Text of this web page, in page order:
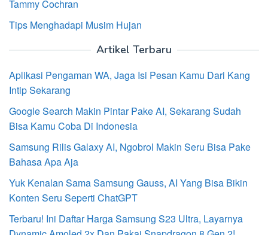
Tammy Cochran
Tips Menghadapi Musim Hujan
Artikel Terbaru
Aplikasi Pengaman WA, Jaga Isi Pesan Kamu Dari Kang
Intip Sekarang
Google Search Makin Pintar Pake AI, Sekarang Sudah
Bisa Kamu Coba Di Indonesia
Samsung Rilis Galaxy AI, Ngobrol Makin Seru Bisa Pake
Bahasa Apa Aja
Yuk Kenalan Sama Samsung Gauss, AI Yang Bisa Bikin
Konten Seru Seperti ChatGPT
Terbaru! Ini Daftar Harga Samsung S23 Ultra, Layarnya